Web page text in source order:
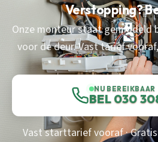
Verstopping?
Onze monteur staat gemiddeld
voor de deur. Vast tarief
NU BEREIKBAAR
BEL 030
Vast starttarief vooraf ·